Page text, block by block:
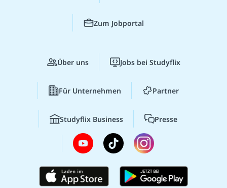
Zum Jobportal
Über uns Jobs bei Studyflix
Für Unternehmen Partner
Studyflix Business Presse